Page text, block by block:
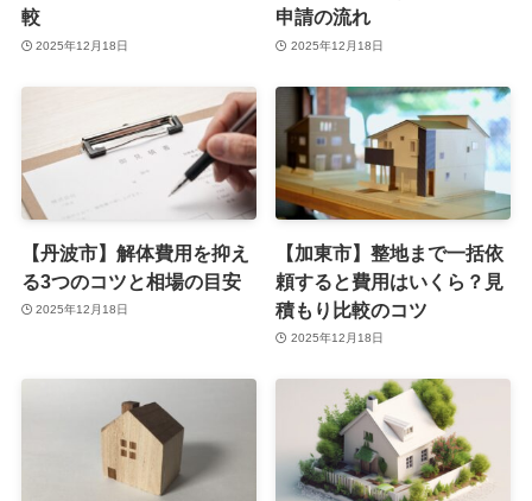
較
2025年12月18日
申請の流れ
2025年12月18日
【丹波市】解体費用を抑え
る3つのコツと相場の目安
2025年12月18日
【加東市】整地まで一括依
頼すると費用はいくら？見
積もり比較のコツ
2025年12月18日